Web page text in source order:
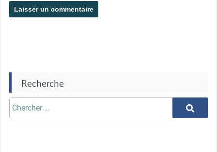
Recherche
Chercher
aprè:
Chercher